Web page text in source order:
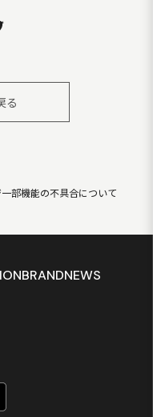
る
部機能の不具合について
BRANDNEWS